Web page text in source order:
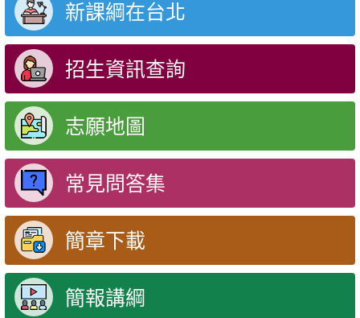
新課綱在台北
招生資訊查詢
志願地圖
常見問答集
簡章下載
簡報講綱